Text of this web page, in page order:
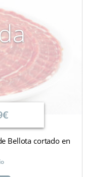
Bellota cortado en